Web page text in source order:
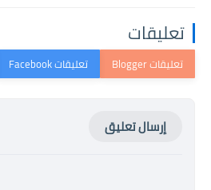
تعليقات
إرسال تعليق